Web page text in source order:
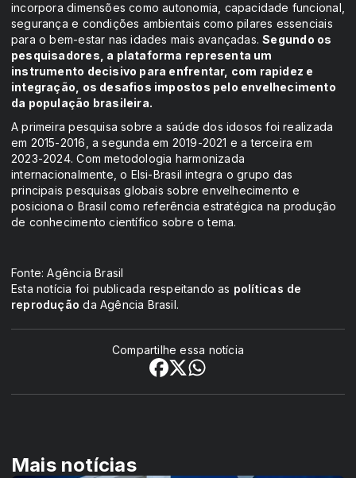
incorpora dimensões como autonomia, capacidade funcional,
segurança e condições ambientais como pilares essenciais
para o bem-estar nas idades mais avançadas.Segundo os
pesquisadores, a plataforma representa um
instrumento decisivo para enfrentar, com rapidez e
integração, os desafios impostos pelo envelhecimento
da população brasileira.
A primeira pesquisa sobre a saúde dos idosos foi realizada
em 2015-2016, a segunda em 2019-2021 e a terceira em
2023-2024. Com metodologia harmonizada
internacionalmente, o Elsi-Brasil integra o grupo das
principais pesquisas globais sobre envelhecimento e
posiciona o Brasil como referência estratégica na produção
de conhecimento científico sobre o tema.
Fonte: Agência Brasil
Esta notícia foi publicada respeitando as políticas de
reprodução da Agência Brasil.
Compartilhe essa notícia
Mais notícias